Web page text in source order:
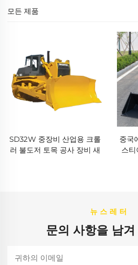
모든 제품
SD32W 중장비 산업용 크롤
러 불도저 토목 공사 장비 새
중국
스티
뉴스레터
문의 사항을 남